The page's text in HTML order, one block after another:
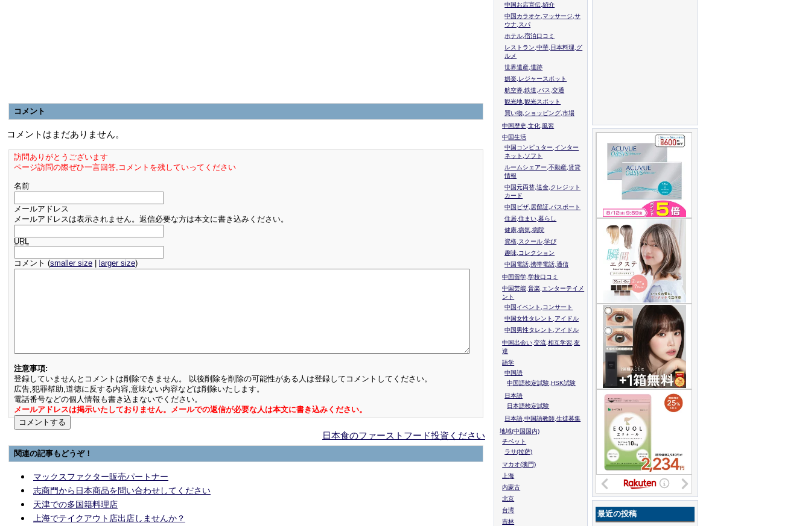
コメント
コメントはまだありません。
訪問ありがとうございます
ページ訪問の際ぜひ一言回答,コメントを残していってください
名前
メールアドレス
メールアドレスは表示されません。返信必要な方は本文に書き込みください。
URL
コメント (smaller size larger size)
注意事項:
登録していませんとコメントは削除できません。 以後削除を削除の可能性がある人は登録してコメントしてください。
広告,犯罪幇助,道徳に反する内容,意味ない内容などは削除いたします。
電話番号などの個人情報も書き込まないでください。
メールアドレスは掲示いたしておりません。メールでの返信が必要な人は本文に書き込みください。
日本食のファーストフード投資ください
関連の記事もどうぞ！
マックスファクター販売パートナー
志商門から日本商品を問い合わせしてください
天津での多国籍料理店
上海でテイクアウト店出店しませんか？
中国お店宣伝,紹介
中国カラオケ,マッサージ,サ
ウナ,スパ
ホテル,宿泊口コミ
レストラン,中華,日本料理,グ
ルメ
世界遺産,遺跡
娯楽,レジャースポット
航空券,鉄道,バス,交通
観光地,観光スポット
買い物,ショッピング,市場
中国歴史,文化,風習
中国生活
中国コンピュター,インター
ネット,ソフト
ルームシェアー,不動産,賃貸
情報
中国元両替,送金,クレジット
カード
中国ビザ,居留証,パスポート
住居,住まい,暮らし
健康,病気,病院
資格,スクール,学び
趣味,コレクション
中国電話,携帯電話,通信
中国留学,学校口コミ
中国芸能,音楽,エンターテイメ
ント
中国イベント,コンサート
中国女性タレント,アイドル
中国男性タレント,アイドル
中国出会い,交流,相互学習,友
達
語学
中国語
中国語検定試験,HSK試験
日本語
日本語検定試験
日本語,中国語教師,生徒募集
地域(中国国内)
チベット
ラサ(拉萨)
マカオ(澳門)
上海
内蒙古
北京
台湾
吉林
最近の投稿